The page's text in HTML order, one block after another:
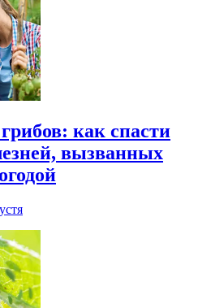
как спасти
вызванных